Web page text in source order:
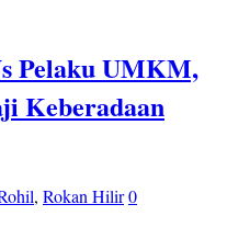
Pelaku UMKM,
Keberadaan
, Rokan Hilir0